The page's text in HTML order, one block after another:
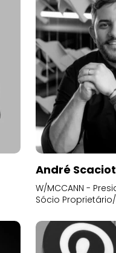
André
W/MCCANN -
Sócio